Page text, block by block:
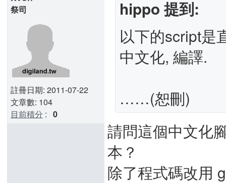
祭司
註冊日期: 2011-07-22
文章數: 104
目前積分 : 0
hippo 提到:
以下的script是
中文化, 編譯.
……(恕刪)
請問這個中文化
本？
除了程式碼改用